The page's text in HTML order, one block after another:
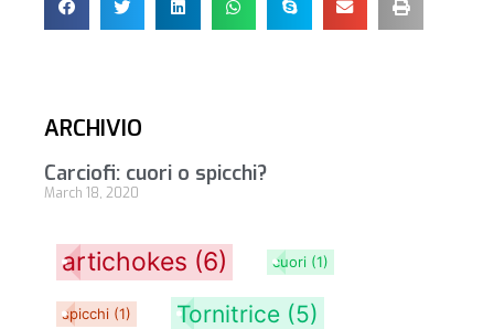
ARCHIVIO
Carciofi: cuori o spicchi?
March 18, 2020
artichokes (6) cuori (1)
spicchi (1) Tornitrice (5)